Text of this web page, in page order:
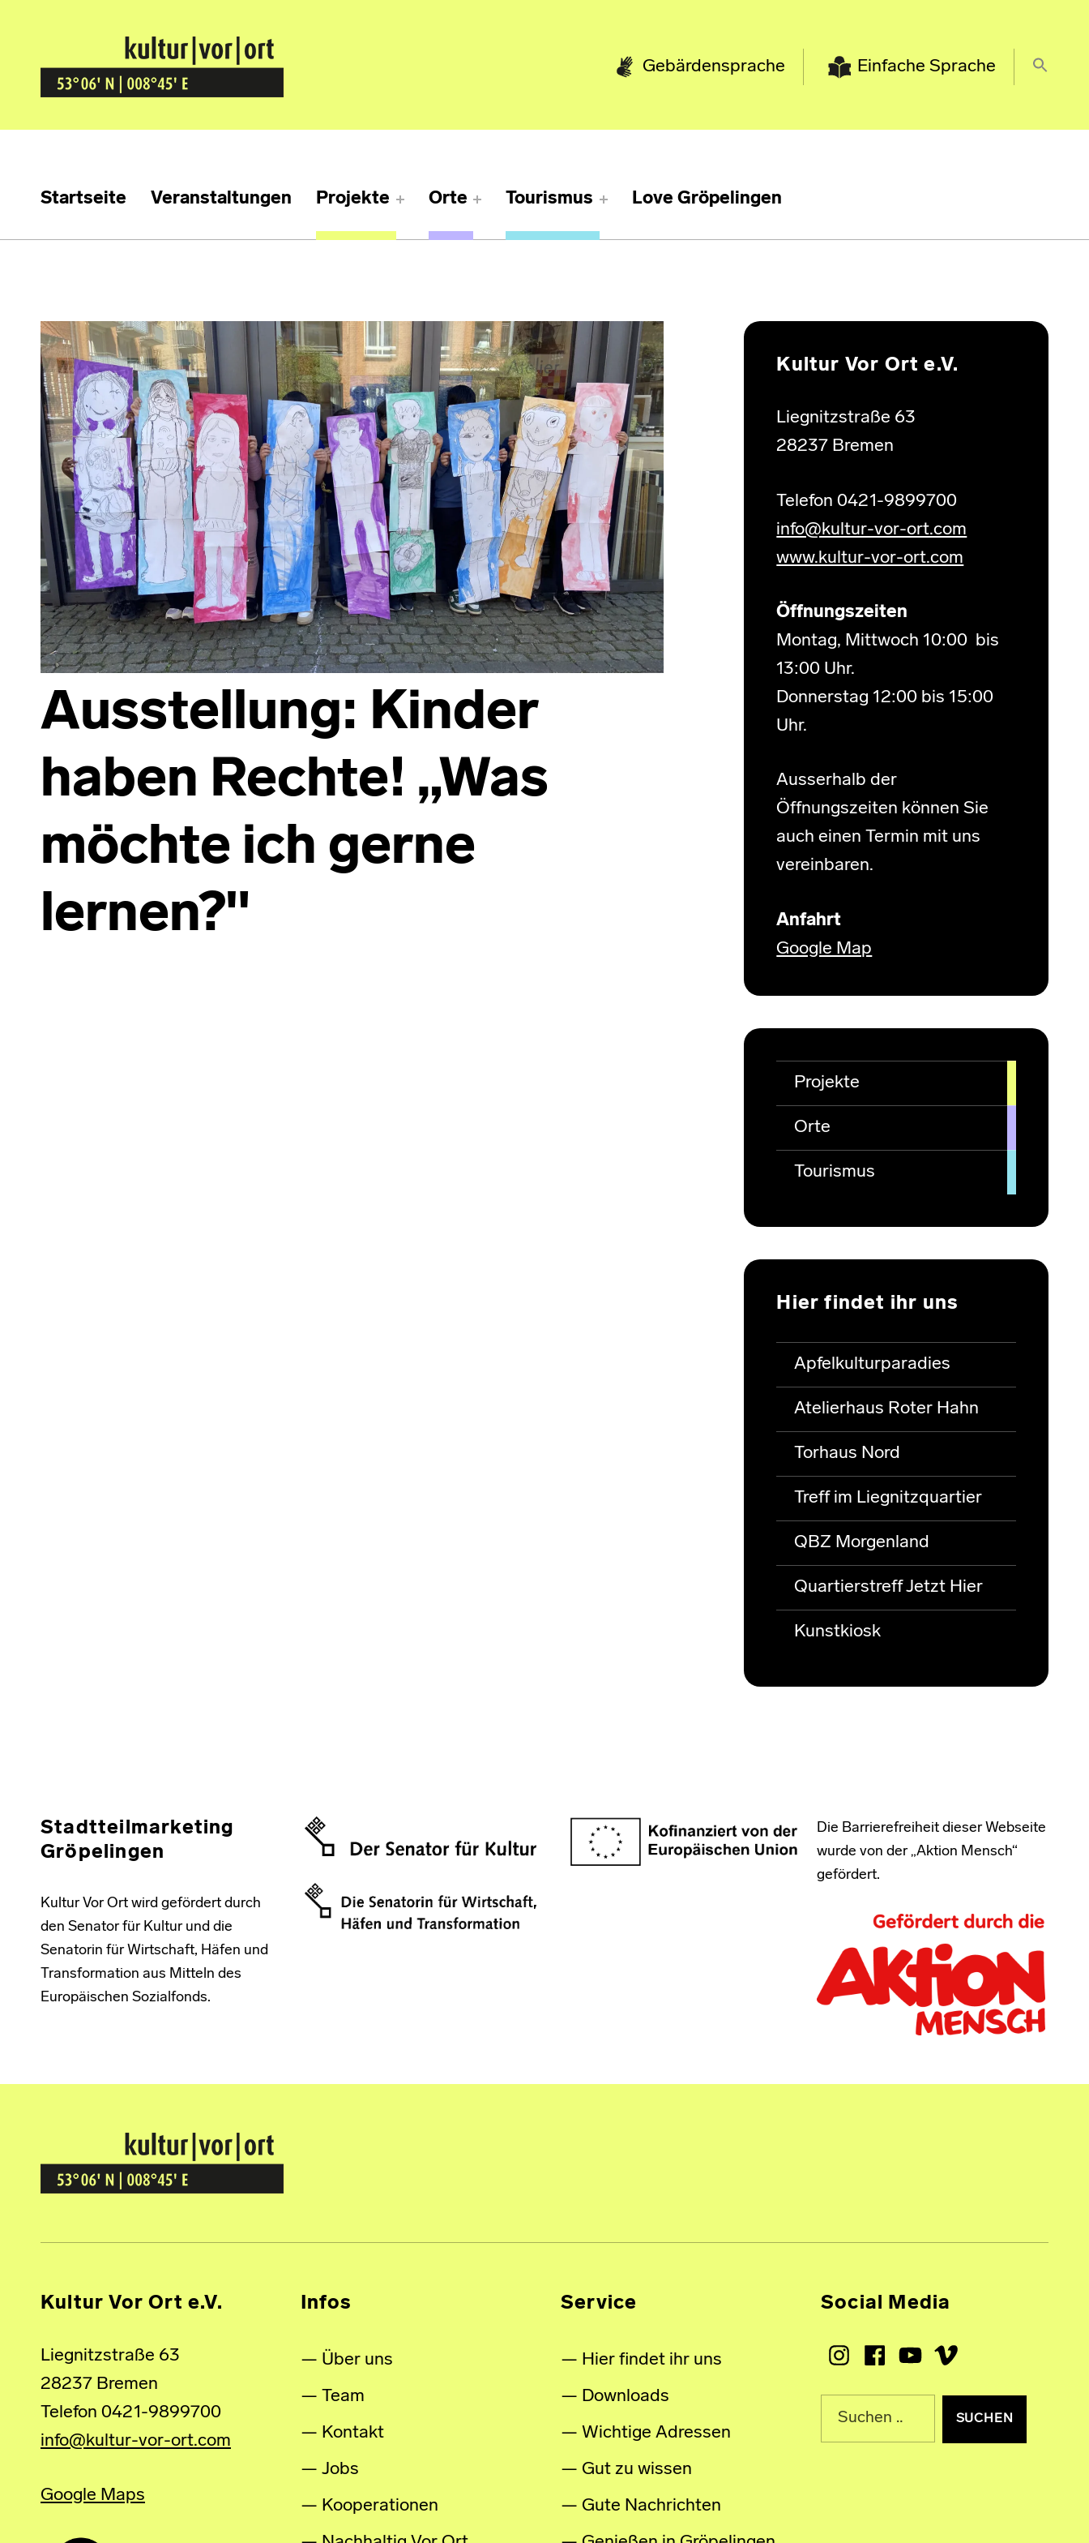
Kultur Vor Ort
BREMEN GRÖPELINGEN Gebärdensprache Einfache Sprache
Startseite Veranstaltungen Projekte Orte Tourismus Love Gröpelingen
Ausstellung: Kinder
haben Rechte! „Was
möchte ich gerne
lernen?"
Kultur Vor Ort e.V.
Liegnitzstraße 63
28237 Bremen
Telefon 0421-9899700
info@kultur-vor-ort.com
www.kultur-vor-ort.com
Öffnungszeiten
Montag, Mittwoch 10:00 bis
13:00 Uhr.
Donnerstag 12:00 bis 15:00
Uhr.
Ausserhalb der
Öffnungszeiten können Sie
auch einen Termin mit uns
vereinbaren.
Anfahrt
Google Map
Projekte
Orte
Tourismus
Hier findet ihr uns
Apfelkulturparadies
Atelierhaus Roter Hahn
Torhaus Nord
Treff im Liegnitzquartier
QBZ Morgenland
Quartierstreff Jetzt Hier
Kunstkiosk
Stadtteilmarketing
Gröpelingen
Kultur Vor Ort wird gefördert durch
den Senator für Kultur und die
Senatorin für Wirtschaft, Häfen und
Transformation aus Mitteln des
Europäischen Sozialfonds.
Die Barrierefreiheit dieser Webseite
wurde von der „Aktion Mensch“
gefördert.
Kultur Vor Ort
BREMEN GRÖPELINGEN
Kultur Vor Ort e.V.
Liegnitzstraße 63
28237 Bremen
Telefon 0421-9899700
info@kultur-vor-ort.com
Google Maps
Infos
Über uns
Team
Kontakt
Jobs
Kooperationen
Service
Hier findet ihr uns
Downloads
Wichtige Adressen
Gut zu wissen
Gute Nachrichten
Social Media
InstagramFacebookYoutubeVimeo
Suche nach: